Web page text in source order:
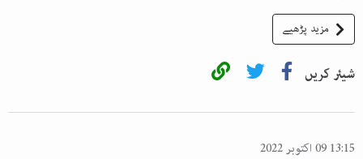
مزید پڑھیے
شیئر کریں
13:15 09 اکتوبر 2022